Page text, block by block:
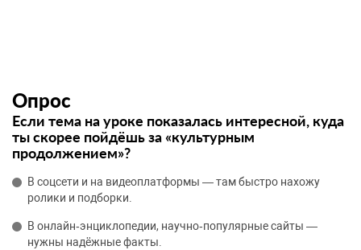
Опрос
Если тема на уроке показалась интересной, куда
ты скорее пойдёшь за «культурным
продолжением»?
В соцсети и на видеоплатформы — там быстро нахожу
ролики и подборки.
В онлайн‑энциклопедии, научно‑популярные сайты —
нужны надёжные факты.